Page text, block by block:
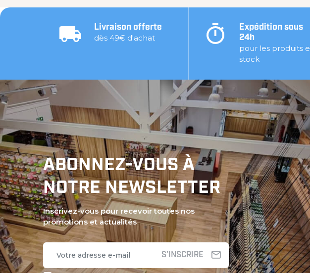
Livraison offerte
dès 49€ d'achat
Expédition sous
24h
pour les produits
stock
ABONNEZ-VOUS À
NOTRE NEWSLETTER
Inscrivez-vous pour recevoir toutes nos
promotions et actualités
S'INSCRIRE